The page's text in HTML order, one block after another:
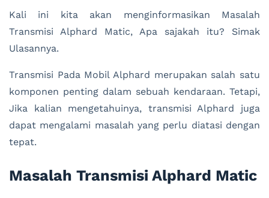
Kali ini kita akan menginformasikan Masalah
Transmisi Alphard Matic, Apa sajakah itu? Simak
Ulasannya.
Transmisi Pada Mobil Alphard merupakan salah satu
komponen penting dalam sebuah kendaraan. Tetapi,
Jika kalian mengetahuinya, transmisi Alphard juga
dapat mengalami masalah yang perlu diatasi dengan
tepat.
Masalah Transmisi Alphard Matic